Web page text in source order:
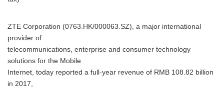
ZTE Corporation (0763.HK/000063.SZ), a major international
provider of
telecommunications, enterprise and consumer technology
solutions for the Mobile
Internet, today reported a full-year revenue of RMB 108.82 billion
in 2017,